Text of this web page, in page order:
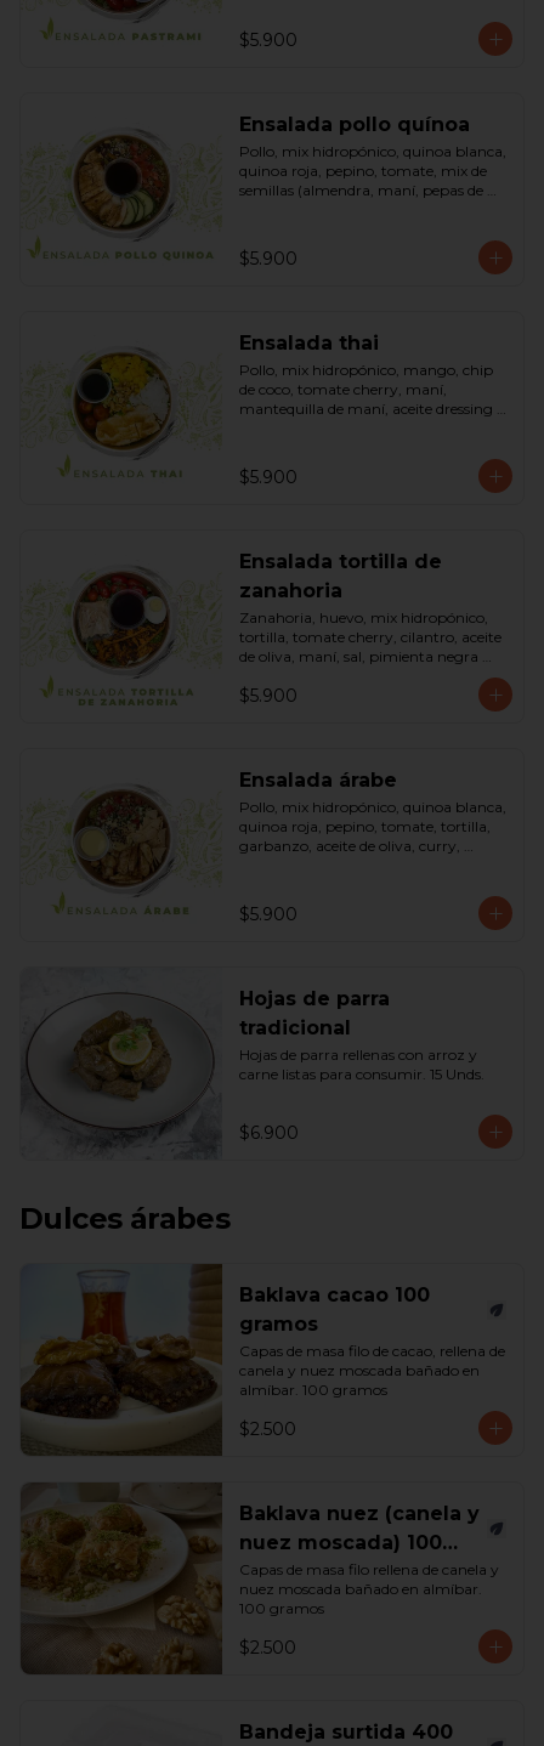
(vinagre de vino blanco, azúcar,
mostaza). Bowl.
$5.900
Ensalada pollo quínoa
Pollo, mix hidropónico, quinoa blanca,
quinoa roja, pepino, tomate, mix de
semillas (almendra, maní, pepas de
mostaza (salsa de soya, azúcar, limón,
aceite de sésamo y mostaza). Bowl.
$5.900
Ensalada thai
Pollo, mix hidropónico, mango, chip
de coco, tomate cherry, maní,
mantequilla de maní, aceite dressing
$5.900
Ensalada tortilla de
zanahoria
Zanahoria, huevo, mix hidropónico,
tortilla, tomate cherry, cilantro, aceite
de oliva, maní, sal, pimienta negra
soya, azúcar, limón, aceite de sésamo
$5.900
Ensalada árabe
Pollo, mix hidropónico, quinoa blanca,
quinoa roja, pepino, tomate, tortilla,
garbanzo, aceite de oliva, curry,
Bowl.
$5.900
Hojas de parra
tradicional
Hojas de parra rellenas con arroz y
carne listas para consumir. 15 Unds.
$6.900
Dulces árabes
Baklava cacao 100
gramos
Capas de masa filo de cacao, rellena de
canela y nuez moscada bañado en
almíbar. 100 gramos
$2.500
Baklava nuez (canela y
nuez moscada) 100
gramos
Capas de masa filo rellena de canela y
nuez moscada bañado en almíbar.
100 gramos
$2.500
Bandeja surtida 400